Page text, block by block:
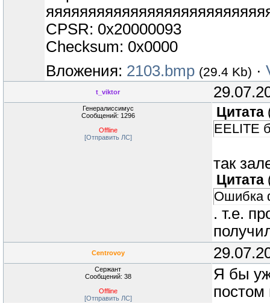
CPSR: 0x20000093
Checksum: 0x0000
Вложения: 2103.bmp (29.4 Kb) ·
t_viktor
Генералиссимус
Сообщений: 1296
Offline
[Отправить ЛС]
Цитата
EELITE
так
Цитата
Ошибка
. т.е.
Centrovoy
Сержант
Сообщений: 38
Offline
[Отправить ЛС]
Я бы